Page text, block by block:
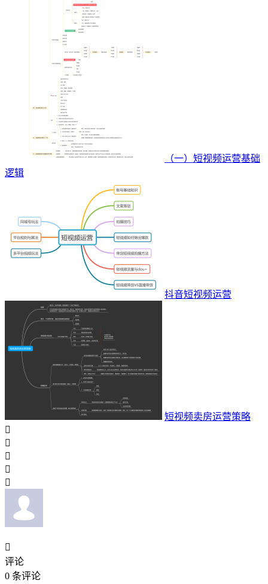
（一）短视频运营基础
逻辑
抖音短视频运营
短视频卖房运营策略






评论
0 条评论